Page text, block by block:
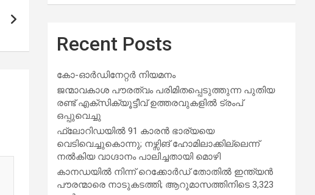
Recent Posts
കോ-ഓർഡിനേറ്റർ നിയമനം
ജന്മാവകാശ പൗരത്വം പരിമിതപ്പെടുത്തുന്ന പുതിയ
രണ്ട് എക്സിക്യൂട്ടീവ് ഉത്തരവുകളിൽ ട്രംപ്
ഒപ്പുവെച്ചു
ഫ്ലോറിഡയിൽ 91 കാരൻ ഭാര്യയെ
വെടിവെച്ചുകൊന്നു; നഴ്സിങ് ഹോമിലാക്കില്ലെന്ന്
നൽകിയ വാഗ്ദാനം പാലിച്ചതായി മൊഴി
കാനഡയിൽ നിന്ന് റെക്കോർഡ് തോതിൽ ഇന്ത്യൻ
പൗരന്മാരെ നാടുകടത്തി; ആറുമാസത്തിനിടെ 3,323